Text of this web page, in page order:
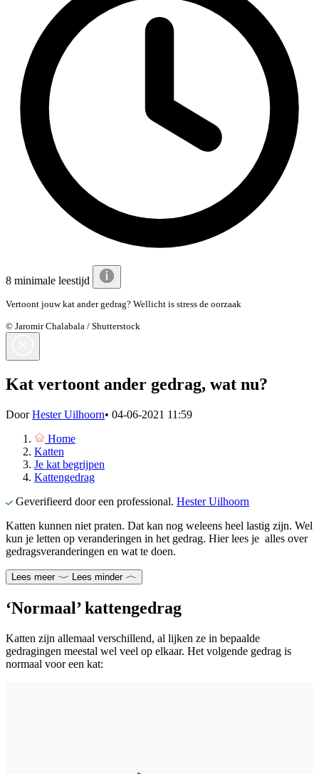
8 minimale leestijd
Vertoont jouw kat ander gedrag? Wellicht is stress de oorzaak
© Jaromir Chalabala / Shutterstock
Kat vertoont ander gedrag, wat nu?
DoorHester Uilhoorn• 04-06-2021 11:59
Home
Katten
Je kat begrijpen
Kattengedrag
Geverifieerd door een professional. Hester Uilhoorn
Katten kunnen niet praten. Dat kan nog weleens heel lastig zijn. Wel
kun je letten op veranderingen in het gedrag. Hier lees je alles over
gedragsveranderingen en wat te doen.
Lees meer Lees minder
‘Normaal’ kattengedrag
Katten zijn allemaal verschillend, al lijken ze in bepaalde
gedragingen meestal wel veel op elkaar. Het volgende gedrag is
normaal voor een kat: